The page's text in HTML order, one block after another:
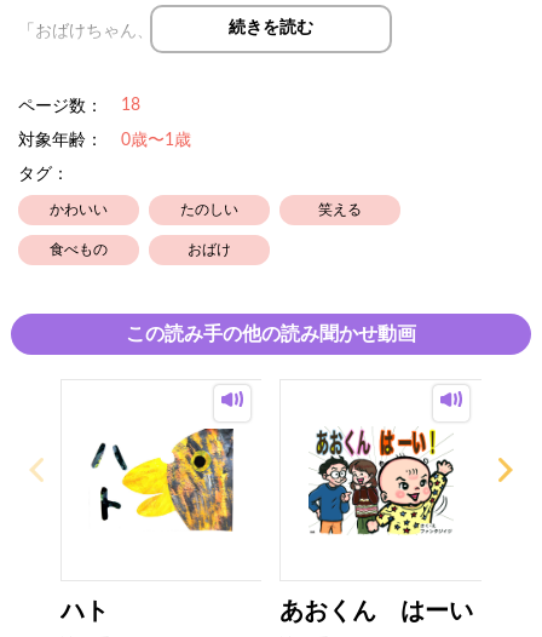
「おばけちゃん、どれにする？」
アイスクリームを食べたいおばけちゃん。
いっぱい選んだおばけちゃんのアイスクリームは、タワーみたい
小さなお子さまと一緒に、おばけちゃんとわくわくしてみてくだ
さいね♪
続きを読む
ページ数： 18
対象年齢：
0歳〜1歳
タグ：
かわいい たのしい 笑える
食べもの おばけ
この読み手の他の読み聞かせ動画
ハト あおくん はーい